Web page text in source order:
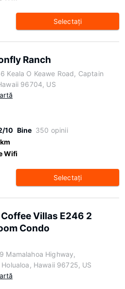
Selectaţi
Ranch
Keala O Keawe Road, Captain
96704, US
10 Bine 350 opinii
Wifi
Selectaţi
Villas E246 2
Condo
Mamalahoa Highway,
Hawaii 96725, US